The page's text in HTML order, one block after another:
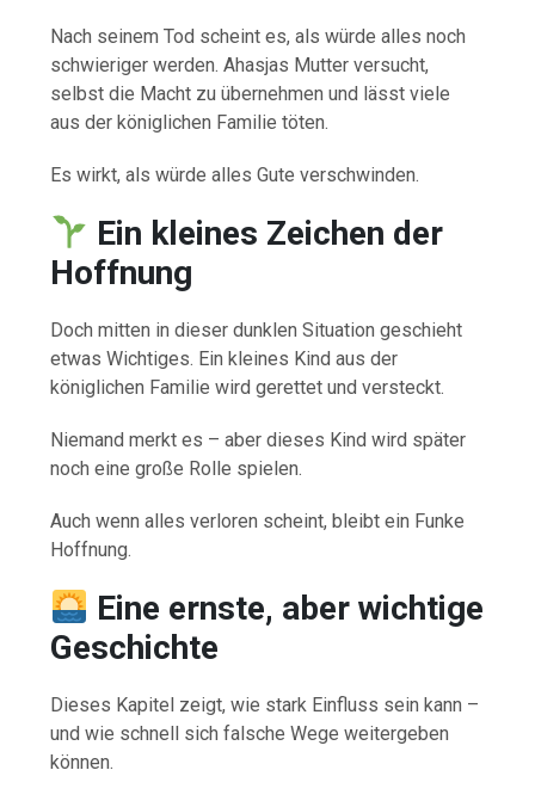
Nach seinem Tod scheint es, als würde alles noch
schwieriger werden. Ahasjas Mutter versucht,
selbst die Macht zu übernehmen und lässt viele
aus der königlichen Familie töten.
Es wirkt, als würde alles Gute verschwinden.
Ein kleines Zeichen der
Hoffnung
Doch mitten in dieser dunklen Situation geschieht
etwas Wichtiges. Ein kleines Kind aus der
königlichen Familie wird gerettet und versteckt.
Niemand merkt es – aber dieses Kind wird später
noch eine große Rolle spielen.
Auch wenn alles verloren scheint, bleibt ein Funke
Hoffnung.
Eine ernste, aber wichtige
Geschichte
Dieses Kapitel zeigt, wie stark Einfluss sein kann –
und wie schnell sich falsche Wege weitergeben
können.